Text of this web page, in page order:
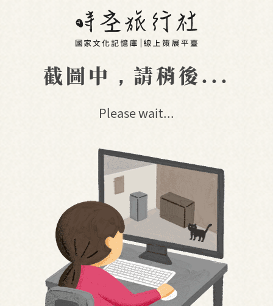
截圖中，請稍後...
Please wait...